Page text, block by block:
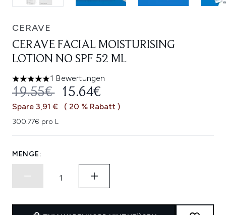
CERAVE
CERAVE FACIAL MOISTURISING
LOTION NO SPF 52 ML
5 stars out of a maximum of 5
1 Bewertungen
UNVERBINDLICHE
19.55€ AKTUELLER PREIS:
15.64€
Spare 3,91 € ( 20 % Rabatt )
300.77€ pro L
MENGE: